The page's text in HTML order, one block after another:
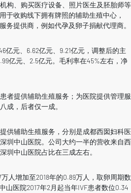
构、购买医疗设备、照片医生及胚胎师等
于收购线下拥有牌照的辅助生殖中心，
务提供商，例如代孕及卵子捐献代理商。
亿元、6.62亿元、9.21亿元，调整后的主
亿元、2.5亿元。毛利率在45%左右，净
者提供辅助生殖服务；为医院提供管理服
成，后者仅一成。
供辅助生殖服务，分别是成都西囡妇科医
圳中山医院。公司大约一半的营收来自西
圳中山医院占比在三成左右。
人增加至2018年的0.89万人，取卵周期数
山医院2017年2月起当年IVF患者数位0.34